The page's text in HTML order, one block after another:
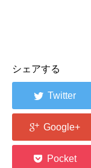
シェアする